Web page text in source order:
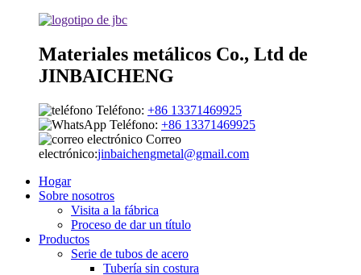
Materiales metálicos Co., Ltd de
JINBAICHENG
Teléfono: +86 13371469925
Teléfono: +86 13371469925
Correo
electrónico:jinbaichengmetal@gmail.com
Hogar
Sobre nosotros
Visita a la fábrica
Proceso de dar un título
Productos
Serie de tubos de acero
Tubería sin costura